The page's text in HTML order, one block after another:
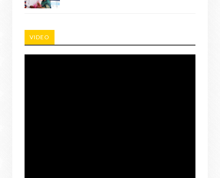
VIDEO